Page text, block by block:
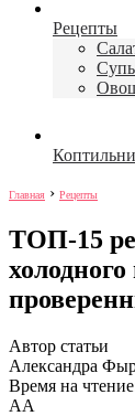
Рецепты
Коптильни
Главная › Рецепты
ТОП-15
Автор статьи
Александра
Время на
АА